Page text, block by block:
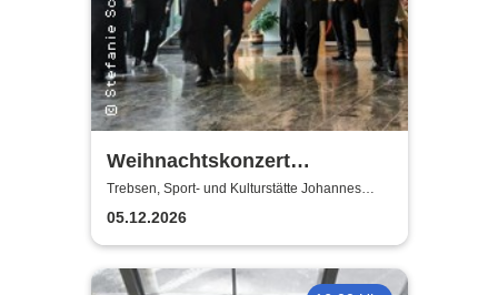
Weihnachtskonzert
Adventsglühen - Sächsische
Bläserphilharmonie
Trebsen, Sport- und Kulturstätte Johannes
Wiede
05.12.2026